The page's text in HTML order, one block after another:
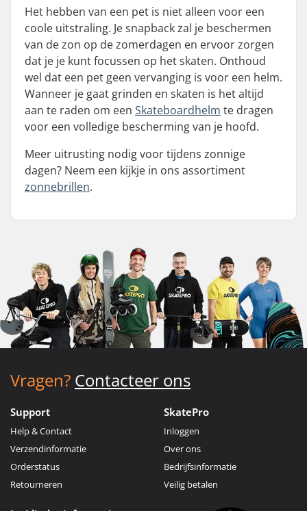
Het hebben van een pet is niet alleen voor een
coole uitstraling. Je snapback zal je beschermen
van de zon op de zomerdagen en ervoor zorgen
dat je je kunt focussen op het skaten. Onthoud
wel dat een pet geen vervanging is voor een helm.
Wanneer je gaat grinden en skaten is het altijd
aan te raden om een Skateboardhelm te dragen
voor een volledige bescherming van je hoofd.
Meer uitrusting nodig voor tijdens zonnige
dagen? Neem een kijkje in ons assortiment
zonnebrillen.
Vragen? Contacteer ons
Support
Help & Contact
Verzendinformatie
Orderstatus
Retourneren
SkatePro
Inloggen
Over ons
Bedrijfsinformatie
Veilig betalen